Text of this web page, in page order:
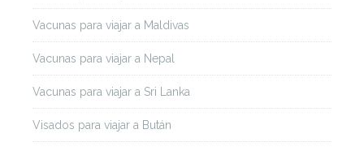
Vacunas para viajar a Maldivas
Vacunas para viajar a Nepal
Vacunas para viajar a Sri Lanka
Visados para viajar a Bután